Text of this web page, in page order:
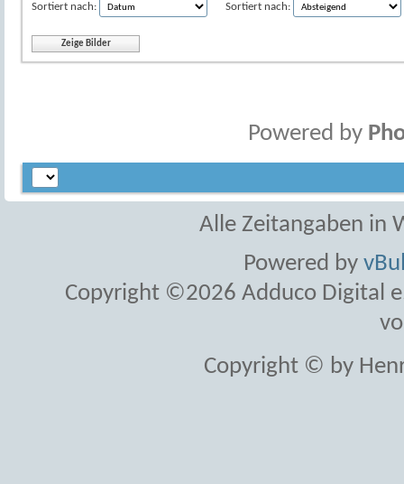
Sortiert nach: Sortiert nach:
Powered by
Alle Zeitangaben in
Powered by
Copyright ©2026 Adduco Digital
Copyright © by